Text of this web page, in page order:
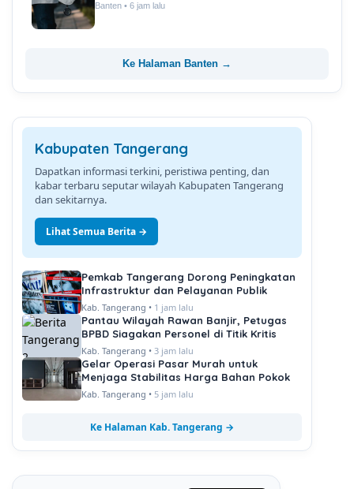
Banten • 6 jam lalu
Ke Halaman Banten →
Kabupaten Tangerang
Dapatkan informasi terkini, peristiwa penting, dan
kabar terbaru seputar wilayah Kabupaten Tangerang
dan sekitarnya.
Lihat Semua Berita →
Pemkab Tangerang Dorong Peningkatan
Infrastruktur dan Pelayanan Publik
Kab. Tangerang • 1 jam lalu
Pantau Wilayah Rawan Banjir, Petugas
BPBD Siagakan Personel di Titik Kritis
Kab. Tangerang • 3 jam lalu
Gelar Operasi Pasar Murah untuk
Menjaga Stabilitas Harga Bahan Pokok
Kab. Tangerang • 5 jam lalu
Ke Halaman Kab. Tangerang →